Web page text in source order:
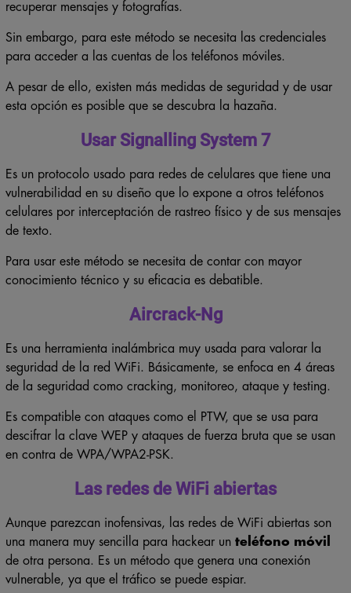
recuperar mensajes y fotografías.
Sin embargo, para este método se necesita las credenciales
para acceder a las cuentas de los teléfonos móviles.
A pesar de ello, existen más medidas de seguridad y de usar
esta opción es posible que se descubra la hazaña.
Usar Signalling System 7
Es un protocolo usado para redes de celulares que tiene una
vulnerabilidad en su diseño que lo expone a otros teléfonos
celulares por interceptación de rastreo físico y de sus mensajes
de texto.
Para usar este método se necesita de contar con mayor
conocimiento técnico y su eficacia es debatible.
Aircrack-Ng
Es una herramienta inalámbrica muy usada para valorar la
seguridad de la red WiFi. Básicamente, se enfoca en 4 áreas
de la seguridad como cracking, monitoreo, ataque y testing.
Es compatible con ataques como el PTW, que se usa para
descifrar la clave WEP y ataques de fuerza bruta que se usan
en contra de WPA/WPA2-PSK.
Las redes de WiFi abiertas
Aunque parezcan inofensivas, las redes de WiFi abiertas son
una manera muy sencilla para hackear un teléfono móvil
de otra persona. Es un método que genera una conexión
vulnerable, ya que el tráfico se puede espiar.